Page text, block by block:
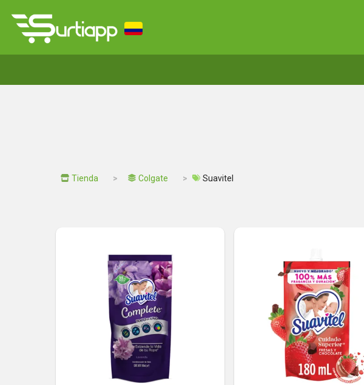
Tienda Colgate Suavitel